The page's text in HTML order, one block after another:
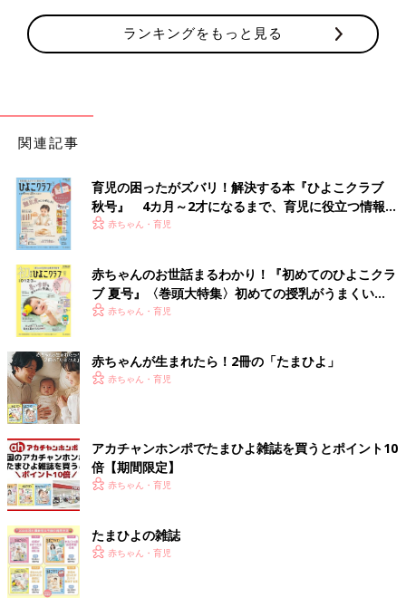
ランキングをもっと見る
関連記事
育児の困ったがズバリ！解決する本『ひよこクラブ
秋号』 4カ月～2才になるまで、育児に役立つ情報が
いっぱい！
赤ちゃん・育児
赤ちゃんのお世話まるわかり！『初めてのひよこクラ
ブ 夏号』〈巻頭大特集〉初めての授乳がうまくい
く！ おっぱい・ミルクの基本と夏のトラブル 解決テ
赤ちゃん・育児
赤ちゃんが生まれたら！2冊の「たまひよ」
赤ちゃん・育児
アカチャンホンポでたまひよ雑誌を買うとポイント10
倍【期間限定】
赤ちゃん・育児
たまひよの雑誌
赤ちゃん・育児